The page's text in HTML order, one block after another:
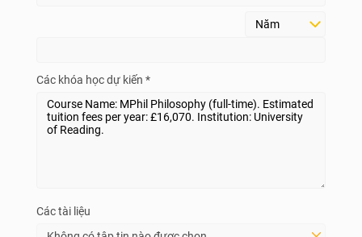
Các khóa học dự kiến *
Các tài liệu